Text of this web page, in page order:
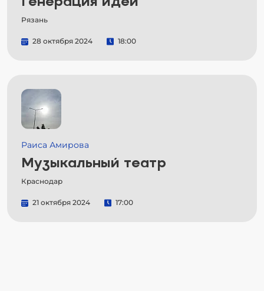
Рязань
28 октября 2024 18:00
Раиса Амирова
Музыкальный театр
Краснодар
21 октября 2024 17:00